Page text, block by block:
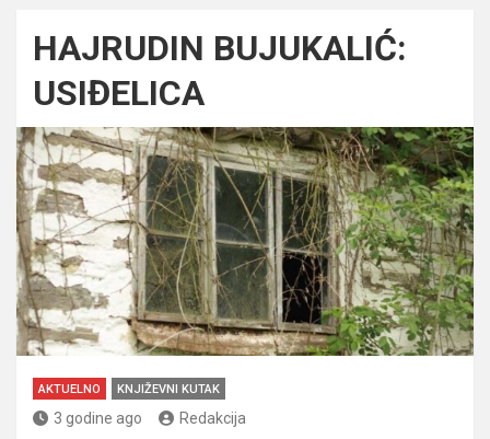
HAJRUDIN BUJUKALIĆ:
USIĐELICA
AKTUELNO KNJIŽEVNI KUTAK
3 godine ago Redakcija